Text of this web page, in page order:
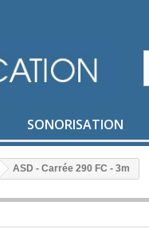
SONORISATION
ASD - Carrée 290 FC - 3m